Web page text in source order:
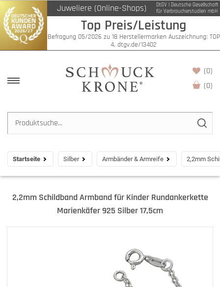
Juweliere (Online-Shops)
DtGV | Deutsche Gesellschaft
für Verbraucherstudien mbH
Top Preis/Leistung
Befragung 05/2026 zu 18 Herstellermarken Auszeichnung: TOP
4, dtgv.de/13402
(0)
(0)
Startseite Silber Armbänder & Armreife 2,2mm
2,2mm Schildband Armband für Kinder Rundankerkette
Marienkäfer 925 Silber 17,5cm